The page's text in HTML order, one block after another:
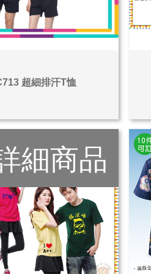
超細排汗T恤
細商品